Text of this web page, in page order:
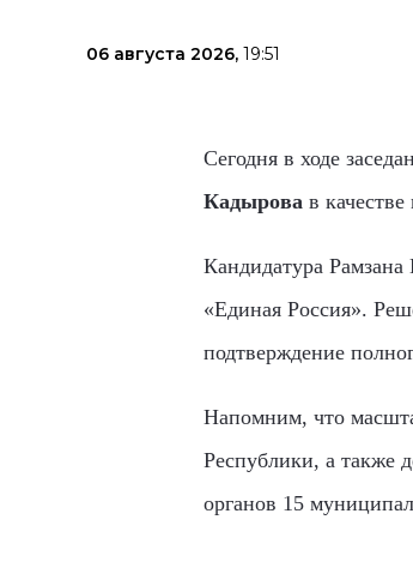
06 августа 2026, 19:51
Сегодня в ходе
Кадыровав качестве
Кандидатура
«Единая Россия».
подтверждение
Напомним, что
Республики, а также
органов 15